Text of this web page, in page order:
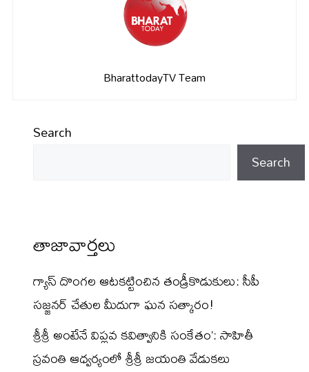
BharattodayTV Team
Search
Search
తాజావార్తలు
గ్యాస్ దొంగల ఆటకట్టించిన తండ్రీకొడుకులు: సీపీ
సజ్జనర్ చేతుల మీదుగా ఘన సత్కారం!
శ్రీశ్రీ అంటేనే విప్లవ కవిత్వానికి సంకేతం’: సాహితీ
స్రవంతి ఆధ్వర్యంలో శ్రీశ్రీ జయంతి వేడుకలు